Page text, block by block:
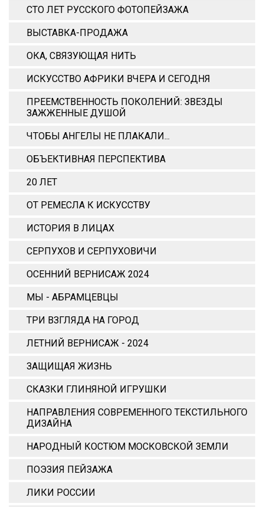
СТО ЛЕТ РУССКОГО ФОТОПЕЙЗАЖА
ВЫСТАВКА-ПРОДАЖА
ОКА, СВЯЗУЮЩАЯ НИТЬ
ИСКУССТВО АФРИКИ ВЧЕРА И СЕГОДНЯ
ПРЕЕМСТВЕННОСТЬ ПОКОЛЕНИЙ: ЗВЕЗДЫ
ЗАЖЖЕННЫЕ ДУШОЙ
ЧТОБЫ АНГЕЛЫ НЕ ПЛАКАЛИ...
ОБЪЕКТИВНАЯ ПЕРСПЕКТИВА
20 ЛЕТ
ОТ РЕМЕСЛА К ИСКУССТВУ
ИСТОРИЯ В ЛИЦАХ
СЕРПУХОВ И СЕРПУХОВИЧИ
ОСЕННИЙ ВЕРНИСАЖ 2024
МЫ - АБРАМЦЕВЦЫ
ТРИ ВЗГЛЯДА НА ГОРОД
ЛЕТНИЙ ВЕРНИСАЖ - 2024
ЗАЩИЩАЯ ЖИЗНЬ
СКАЗКИ ГЛИНЯНОЙ ИГРУШКИ
НАПРАВЛЕНИЯ СОВРЕМЕННОГО ТЕКСТИЛЬНОГО
ДИЗАЙНА
НАРОДНЫЙ КОСТЮМ МОСКОВСКОЙ ЗЕМЛИ
ПОЭЗИЯ ПЕЙЗАЖА
ЛИКИ РОССИИ